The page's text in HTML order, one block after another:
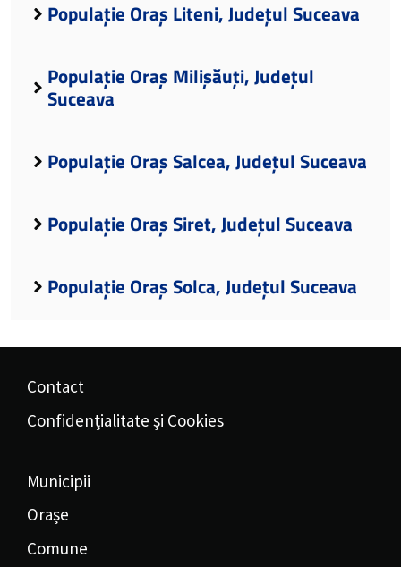
Populație Oraș Liteni, Județul Suceava
Populație Oraș Milișăuți, Județul
Suceava
Populație Oraș Salcea, Județul Suceava
Populație Oraș Siret, Județul Suceava
Populație Oraș Solca, Județul Suceava
Contact
Confidențialitate și Cookies
Municipii
Orașe
Comune